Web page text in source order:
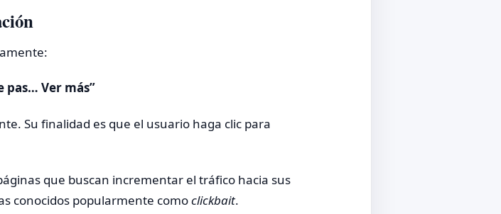
pas… Ver más”
Su finalidad es que el usuario haga clic para
que buscan incrementar el tráfico hacia sus
conocidos popularmente comoclickbait.